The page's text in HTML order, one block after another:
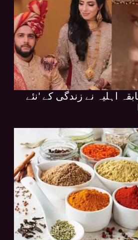
اہلیہ نے زندگی کے 'نئے